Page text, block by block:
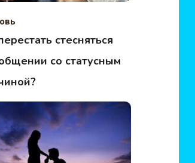
стесняться
со статусным